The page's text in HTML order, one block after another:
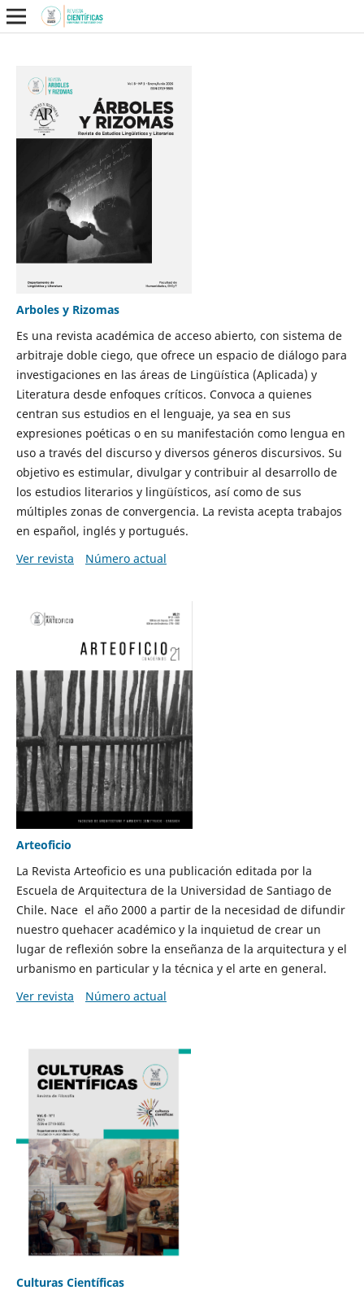
Arboles y Rizomas
Es una revista académica de acceso abierto, con sistema de
arbitraje doble ciego, que ofrece un espacio de diálogo para
investigaciones en las áreas de Lingüística (Aplicada) y
Literatura desde enfoques críticos. Convoca a quienes
centran sus estudios en el lenguaje, ya sea en sus
expresiones poéticas o en su manifestación como lengua en
uso a través del discurso y diversos géneros discursivos. Su
objetivo es estimular, divulgar y contribuir al desarrollo de
los estudios literarios y lingüísticos, así como de sus
múltiples zonas de convergencia. La revista acepta trabajos
en español, inglés y portugués.
Ver revista
Número actual
Arteoficio
La Revista Arteoficio es una publicación editada por la
Escuela de Arquitectura de la Universidad de Santiago de
Chile. Nace el año 2000 a partir de la necesidad de difundir
nuestro quehacer académico y la inquietud de crear un
lugar de reflexión sobre la enseñanza de la arquitectura y el
urbanismo en particular y la técnica y el arte en general.
Ver revista
Número actual
Culturas Científicas